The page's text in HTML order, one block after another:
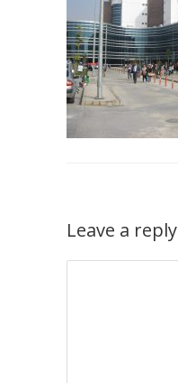
Leave a reply